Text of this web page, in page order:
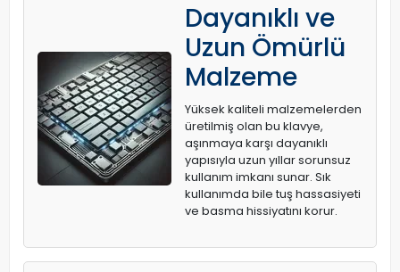
Dayanıklı ve
Uzun Ömürlü
Malzeme
Yüksek kaliteli malzemelerden
üretilmiş olan bu klavye,
aşınmaya karşı dayanıklı
yapısıyla uzun yıllar sorunsuz
kullanım imkanı sunar. Sık
kullanımda bile tuş hassasiyeti
ve basma hissiyatını korur.